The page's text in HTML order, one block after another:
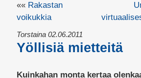
«« Rakastan
voikukkia
Torstaina 02.06.2011
Yöllisiä mietteitä
Kuinkahan monta kertaa